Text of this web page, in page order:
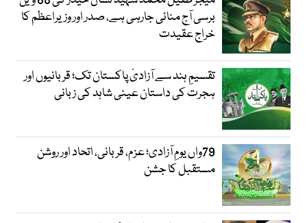
برسی آج منائی جارہی ہے، صدر اور وزیراعظم کا
خراج عقیدت
تقسیمِ ہند سے آزادیٔ پاکستان تک؛ قربانیوں اور
ہجرت کی داستان عینی شاہد کی زبانی
79واں یومِ آزادی؛ عزم، قربانی، اتحاد اور روشن
مستقبل کا جشن